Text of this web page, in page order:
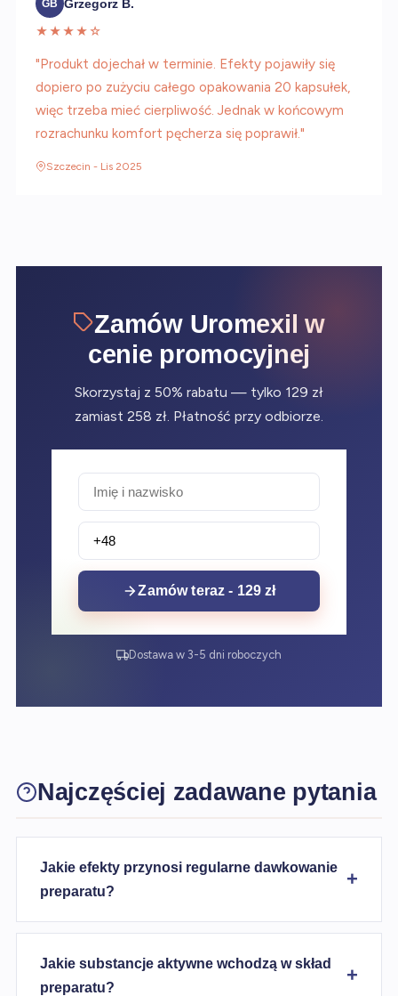
GB Grzegorz B.
★★★★☆
"Produkt dojechał w terminie. Efekty pojawiły się
dopiero po zużyciu całego opakowania 20 kapsułek,
więc trzeba mieć cierpliwość. Jednak w końcowym
rozrachunku komfort pęcherza się poprawił."
Szczecin - Lis 2025
Zamów Uromexil w
cenie promocyjnej
Skorzystaj z 50% rabatu — tylko 129 zł
zamiast 258 zł. Płatność przy odbiorze.
Zamów teraz - 129 zł
Dostawa w 3-5 dni roboczych
Najczęściej zadawane pytania
Jakie efekty przynosi regularne dawkowanie
preparatu?
Jakie substancje aktywne wchodzą w skład
preparatu?